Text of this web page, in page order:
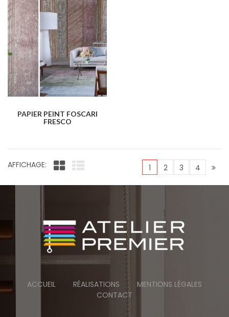
PAPIER PEINT FOSCARI
FRESCO
AFFICHAGE: 1 2 3 4
ACCUEIL RÉALISATIONS
MENTIONS LÉGALES
CONTACT